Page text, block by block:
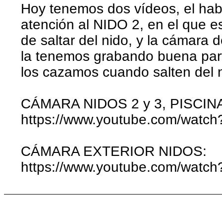
Hoy tenemos dos vídeos, el
atención al NIDO 2, en el que
de saltar del nido, y la cámara
la tenemos grabando buena
los cazamos cuando salten del
CÁMARA NIDOS 2 y 3,
https://www.youtube.com/
CÁMARA EXTERIOR NIDOS:
https://www.youtube.com/